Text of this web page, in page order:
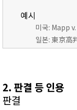
예시
미국: Mapp
일본: 東京高
2. 판결 등 인용
판결